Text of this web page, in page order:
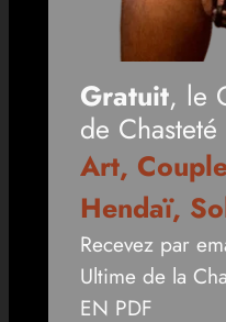
Gratuit, le
de
Art,
Hendaï,
Recevez par
Ultime de la
EN PDF